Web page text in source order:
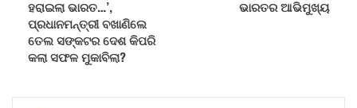
ହରାଇଲା ଭାରତ…’,
ପ୍ରଧାନମନ୍ତ୍ରୀ ବଖାଣିଲେ
ତେଲ ସଙ୍କଟର ଦେଶ କିପରି
କଲା ସଫଳ ମୁକାବିଲା?
ଭାରତର ଆଭିମୁଖ୍ୟ